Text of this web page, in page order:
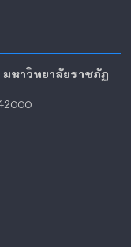
หาวิทยาลัยราชภัฏ